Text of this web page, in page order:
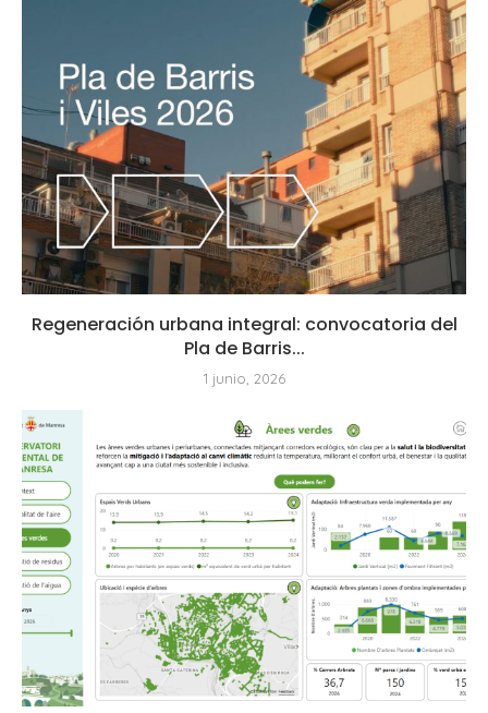
Regeneración urbana integral: convocatoria del
Pla de Barris...
1 junio, 2026